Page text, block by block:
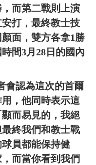
而第二戰則上演
打，最終教士技
面，雙方各拿1勝
間3月28日的國內
會認為這次的首爾
，他同時表示這
而易見的，我絕
終我們和教士戰
員都能保持健
而當你看到我們